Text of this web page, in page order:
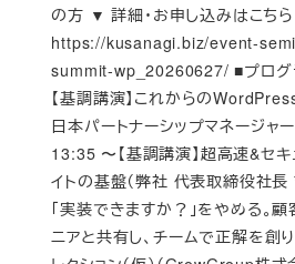
の方 ▼ 詳細・お申し込みはこちら
https://kusanagi.biz/event-
summit-wp_20260627/ ■プログ
【基調講演】これからの
日本パートナーシップマネージャ
13:35 〜【基調講演】超高速&セ
イトの基盤（弊社 代表取締役社
「実装できますか？」をやめる。顧
ニアと共有し、チームで正解を創